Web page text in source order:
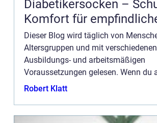
Diabetikersocken –
Komfort für
Dieser Blog wird täglich von
Altersgruppen und mit verschiedenen
Ausbildungs- und arbeitsmäßigen
Voraussetzungen gelesen. Wenn du
werben möchtest, haben wir mehrere
Robert Klatt